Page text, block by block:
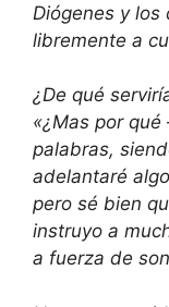
Diógenes y los
libremente a
¿De qué
«¿Mas por
palabras,
adelantaré
pero sé bien
instruyo a
a fuerza de